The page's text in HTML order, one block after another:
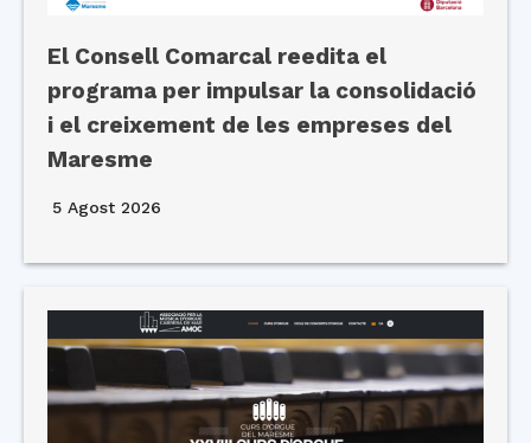
El Consell Comarcal reedita el
programa per impulsar la consolidació
i el creixement de les empreses del
Maresme
5 Agost 2026